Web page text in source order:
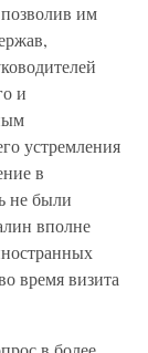
им
и
устремления
в
не были
вполне
время визита